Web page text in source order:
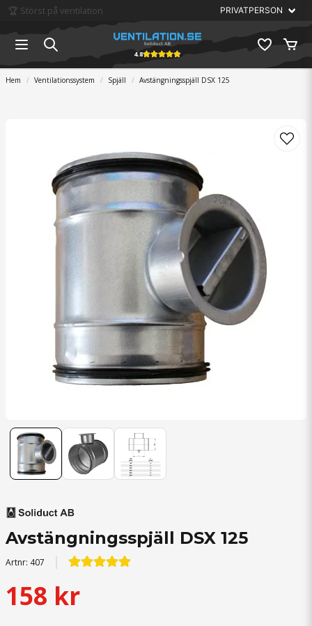
🏆 Störst på ventilation
4.8
Hem Ventilationssystem Spjäll Avstängningsspjäll DSX 125
Avstängningsspjäll DSX 125
Artnr: 407
158 kr